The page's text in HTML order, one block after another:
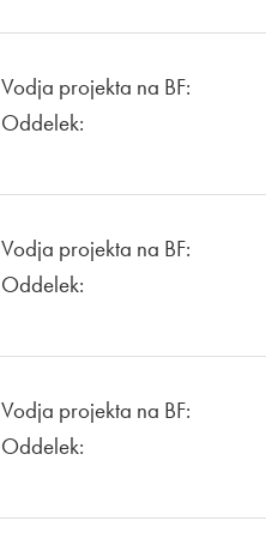
Vodja projekta na BF:
Oddelek:
Vodja projekta na BF:
Oddelek:
Vodja projekta na BF:
Oddelek: